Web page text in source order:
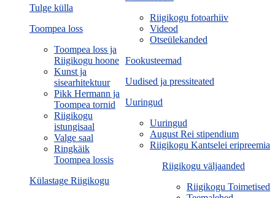
Riigikogu fotoarhiiv
Videod
Otseülekanded
Fookusteemad
Uudised ja pressiteated
Uuringud
Uuringud
August Rei stipendium
Riigikogu Kantselei eripreemia
Riigikogu väljaanded
Riigikogu Toimetised
Tulge külla
Toompea loss
Toompea loss ja
Riigikogu hoone
Kunst ja
sisearhitektuur
Pikk Hermann ja
Toompea tornid
Riigikogu
istungisaal
Valge saal
Ringkäik
Toompea lossis
Külastage Riigikogu